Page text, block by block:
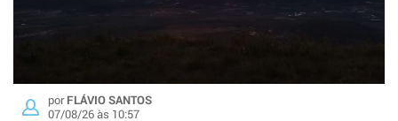
porFLÁVIO SANTOS
07/08/26 às 10:57